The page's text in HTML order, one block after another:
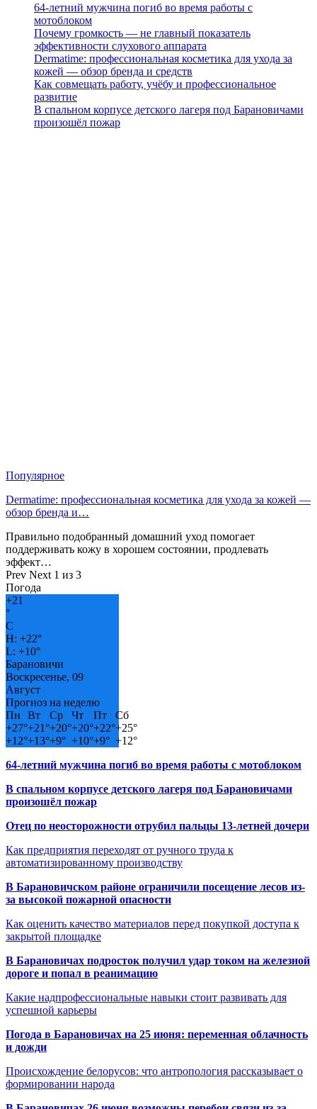
64-летний мужчина погиб во время работы с
мотоблоком
Почему громкость — не главный показатель
эффективности слухового аппарата
Dermatime: профессиональная косметика для ухода за
кожей — обзор бренда и средств
Как совмещать работу, учёбу и профессиональное
развитие
В спальном корпусе детского лагеря под Барановичами
произошёл пожар
Популярное
Dermatime: профессиональная косметика для ухода за кожей —
обзор бренда и…
Правильно подобранный домашний уход помогает
поддерживать кожу в хорошем состоянии, продлевать
эффект…
Prev Next 1 из 3
Погода
+21
°
C
H: +22°
L: +10°
Барановичи
Воскресенье, 09
Август
Прогноз на неделю
Пн
Вт Ср Чт Пт
Сб
+27°+21°+20°+20°+22°+25°
+12°+13°+9° +10°+9° +12°
64-летний мужчина погиб во время работы с мотоблоком
В спальном корпусе детского лагеря под Барановичами
произошёл пожар
Отец по неосторожности отрубил пальцы 13-летней дочери
Как предприятия переходят от ручного труда к
автоматизированному производству
В Барановичском районе ограничили посещение лесов из-
за высокой пожарной опасности
Как оценить качество материалов перед покупкой доступа к
закрытой площадке
В Барановичах подросток получил удар током на железной
дороге и попал в реанимацию
Какие надпрофессиональные навыки стоит развивать для
успешной карьеры
Погода в Барановичах на 25 июня: переменная облачность
и дожди
Происхождение белорусов: что антропология рассказывает о
формировании народа